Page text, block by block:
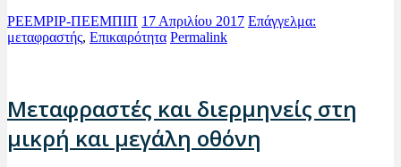
PEEMPIP-ΠΕΕΜΠΙΠ 17 Απριλίου 2017 Επάγγελμα:
μεταφραστής, Επικαιρότητα Permalink
Μεταφραστές και διερμηνείς στη
μικρή και μεγάλη οθόνη